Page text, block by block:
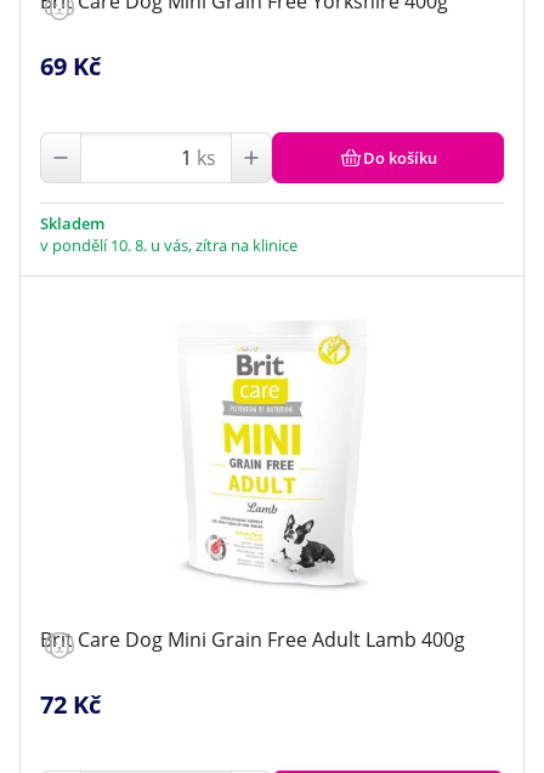
69 Kč
ks Do košíku
Skladem
v pondělí 10. 8. u vás, zítra na klinice
Brit Care Dog Mini Grain Free Adult Lamb 400g
72 Kč